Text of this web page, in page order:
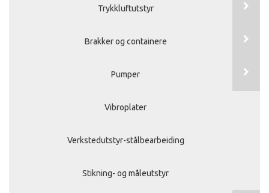
Trykkluftutstyr
Brakker og containere
Pumper
Vibroplater
Verkstedutstyr-stålbearbeiding
Stikning- og måleutstyr